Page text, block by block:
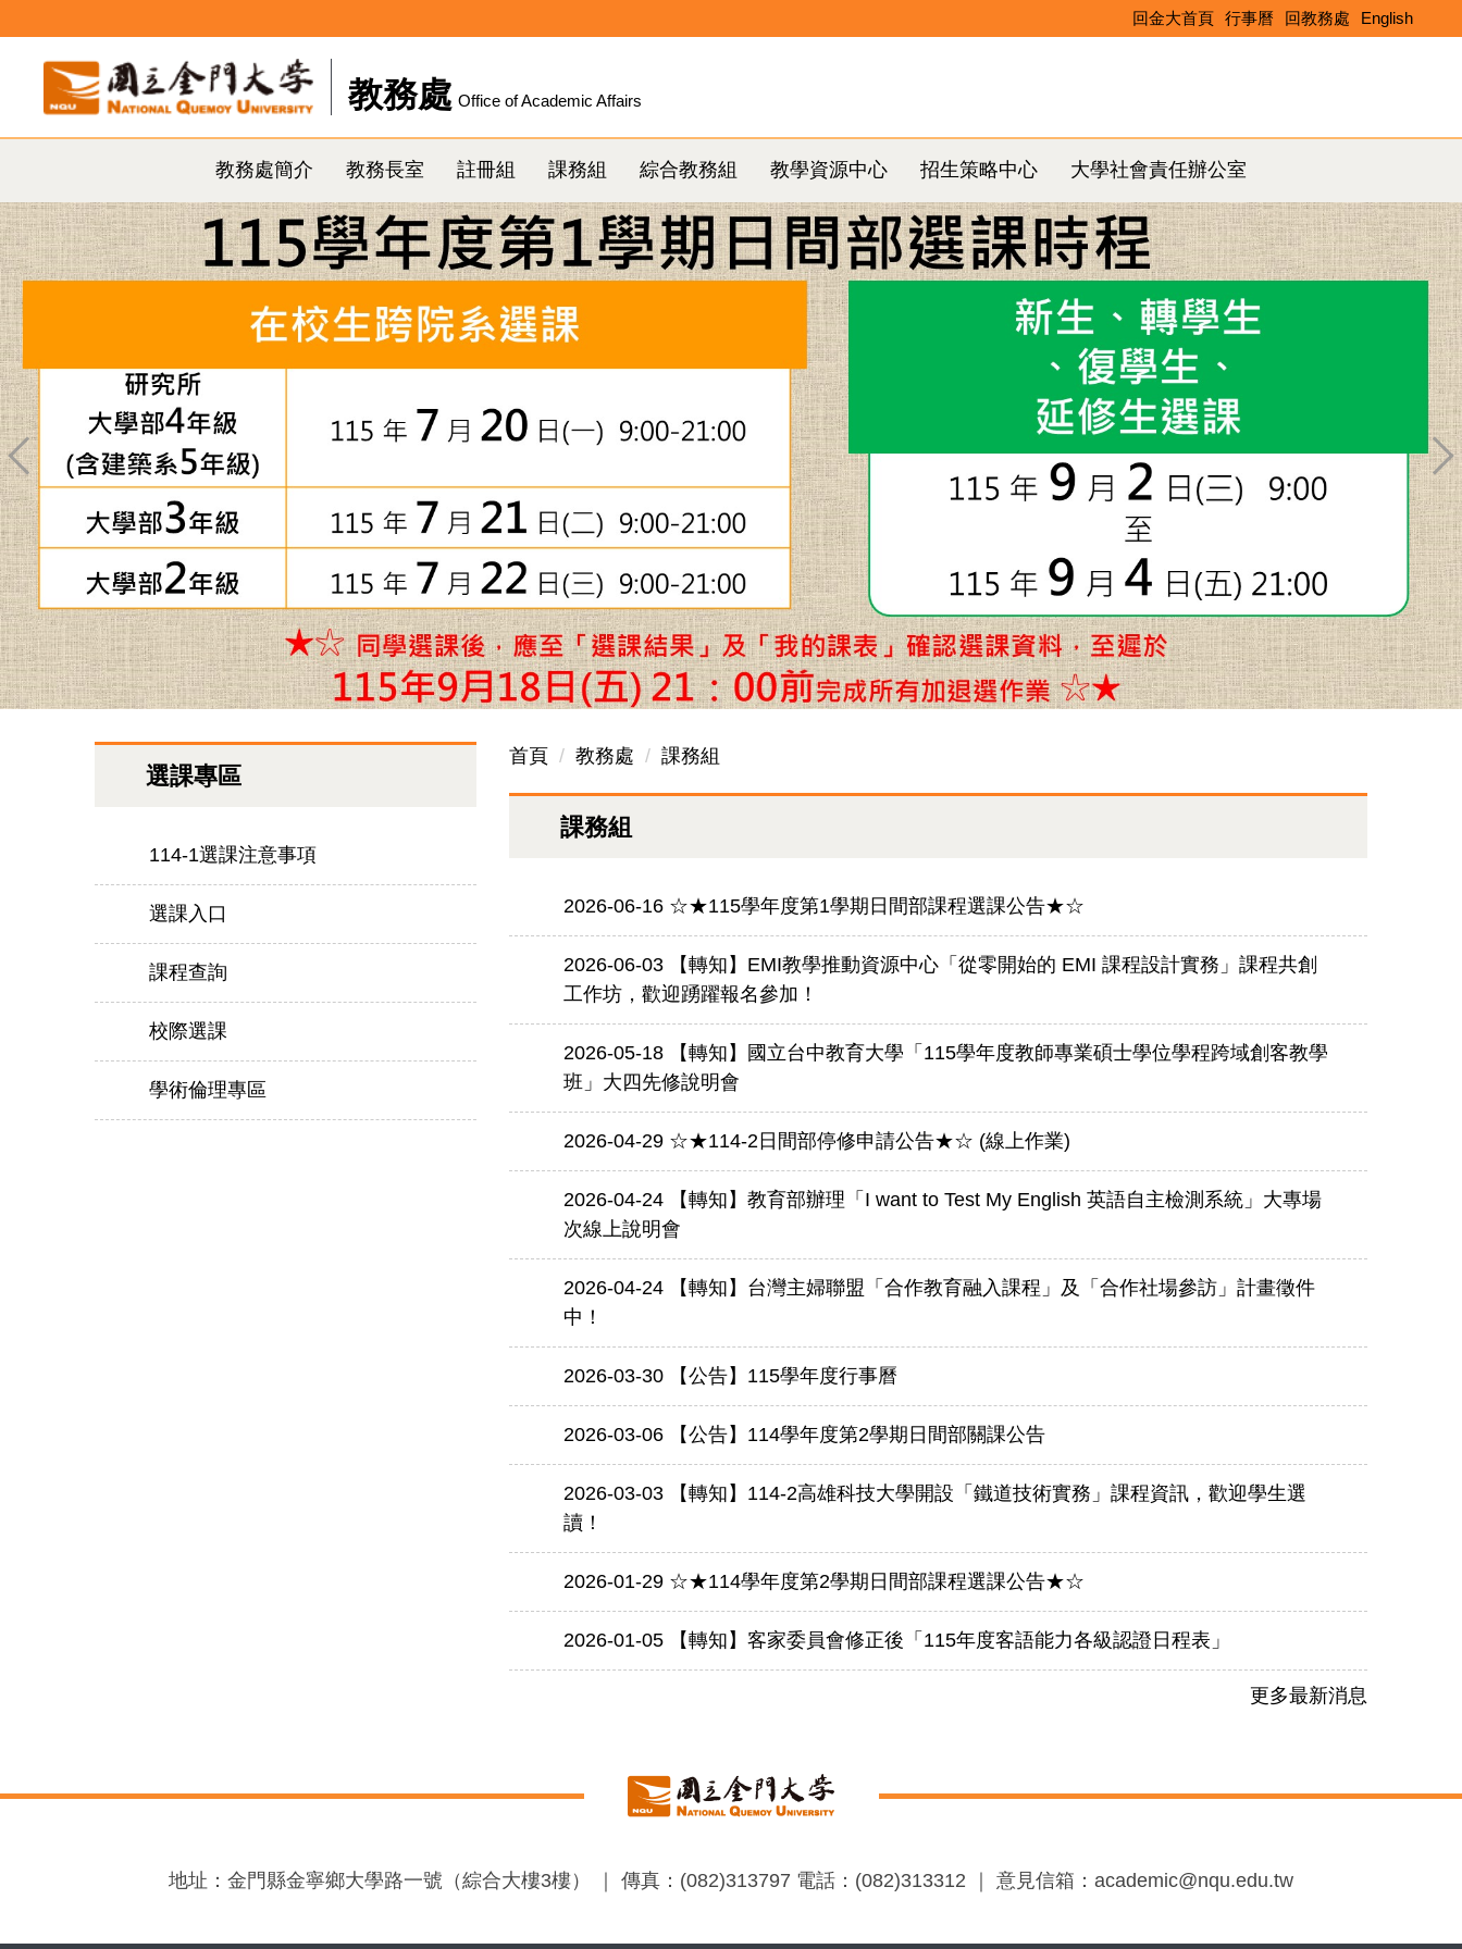
內
教務處 Office of Academic Affairs
教務處簡介 教務長室 註冊組 課務組 綜合教務組 教學資源中心 招生策略中心 大學社會責任辦公室
回金大首頁 行事曆 回教務處 English
選課專區
114-1選課注意事項
選課入口
課程查詢
校際選課
學術倫理專區
首頁 教務處 課務組
課務組
2026-06-16 ☆★115學年度第1學期日間部課程選課公告★☆
2026-06-03
【轉知】EMI教學推動資源中心「從零開始的 EMI 課程設計實務」課程共創
工作坊，歡迎踴躍報名參加！
2026-05-18
【轉知】國立台中教育大學「115學年度教師專業碩士學位學程跨域創客教學
班」大四先修說明會
2026-04-29 ☆★114-2日間部停修申請公告★☆ (線上作業)
2026-04-24
【轉知】教育部辦理「I want to Test My English 英語自主檢測系統」大專場
次線上說明會
2026-04-24
【轉知】台灣主婦聯盟「合作教育融入課程」及「合作社場參訪」計畫徵件
中！
2026-03-30 【公告】115學年度行事曆
2026-03-06 【公告】114學年度第2學期日間部關課公告
2026-03-03
【轉知】114-2高雄科技大學開設「鐵道技術實務」課程資訊，歡迎學生選
讀！
2026-01-29 ☆★114學年度第2學期日間部課程選課公告★☆
2026-01-05 【轉知】客家委員會修正後「115年度客語能力各級認證日程表」
更多最新消息
地址：金門縣金寧鄉大學路一號（綜合大樓3樓） ｜ 傳真：(082)313797 電話：(082)313312 ｜ 意見信箱：academic@nqu.edu.tw